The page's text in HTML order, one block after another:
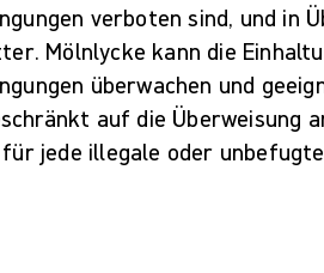
verboten sind, und in
Mölnlycke kann die
überwachen und
auf die Überweisung
jede illegale oder